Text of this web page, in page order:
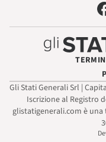
Gli Stati Generali Srl |
Iscrizione al Registro
glistatigenerali.com è